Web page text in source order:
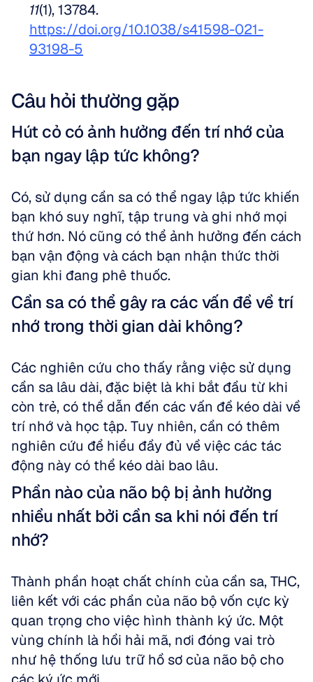
11
https://doi.org/10.1038/s41598-021-
93198-5
Câu hỏi thường gặp
Hút cỏ có ảnh hưởng đến trí nhớ của
bạn ngay lập tức không?
Có, sử dụng cần sa có thể ngay lập tức khiến
bạn khó suy nghĩ, tập trung và ghi nhớ mọi
thứ hơn. Nó cũng có thể ảnh hưởng đến cách
bạn vận động và cách bạn nhận thức thời
gian khi đang phê thuốc.
Cần sa có thể gây ra các vấn đề về trí
nhớ trong thời gian dài không?
Các nghiên cứu cho thấy rằng việc sử dụng
cần sa lâu dài, đặc biệt là khi bắt đầu từ khi
còn trẻ, có thể dẫn đến các vấn đề kéo dài về
trí nhớ và học tập. Tuy nhiên, cần có thêm
nghiên cứu để hiểu đầy đủ về việc các tác
động này có thể kéo dài bao lâu.
Phần nào của não bộ bị ảnh hưởng
nhiều nhất bởi cần sa khi nói đến trí
nhớ?
Thành phần hoạt chất chính của cần sa, THC,
liên kết với các phần của não bộ vốn cực kỳ
quan trọng cho việc hình thành ký ức. Một
vùng chính là hồi hải mã, nơi đóng vai trò
như hệ thống lưu trữ hồ sơ của não bộ cho